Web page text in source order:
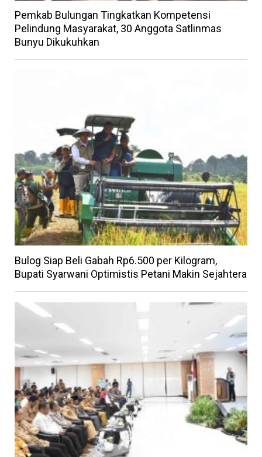
Pemkab Bulungan Tingkatkan Kompetensi
Pelindung Masyarakat, 30 Anggota Satlinmas
Bunyu Dikukuhkan
Bulog Siap Beli Gabah Rp6.500 per Kilogram,
Bupati Syarwani Optimistis Petani Makin Sejahtera